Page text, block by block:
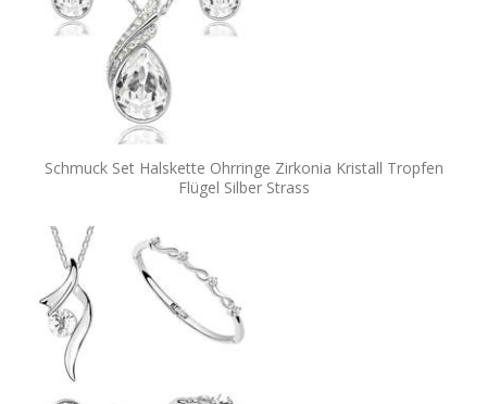
Schmuck Set Halskette Ohrringe Zirkonia Kristall Tropfen
Flügel Silber Strass